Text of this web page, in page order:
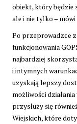
obiekt, który będzie
ale i nie tylko –
Po przeprowadzce
funkcjonowania
najbardziej
i intymnych
uzyskają lepszy
możliwości
przysłuży się
Wiejskich, które